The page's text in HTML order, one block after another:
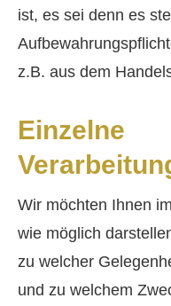
ist, es sei denn es
z.B. aus dem
Einzelne
Wir möchten Ihnen
wie möglich
zu welcher
und zu welchem